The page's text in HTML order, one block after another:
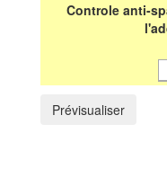
Controle anti-